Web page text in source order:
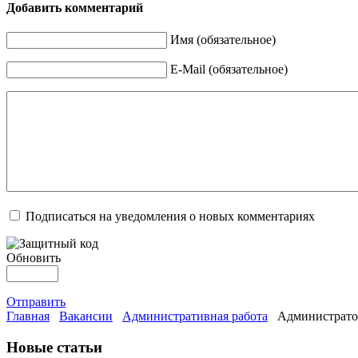
Добавить комментарий
Имя (обязательное)
E-Mail (обязательное)
Подписаться на уведомления о новых комментариях
Обновить
Отправить
Главная
Вакансии Административная работа
Новые статьи